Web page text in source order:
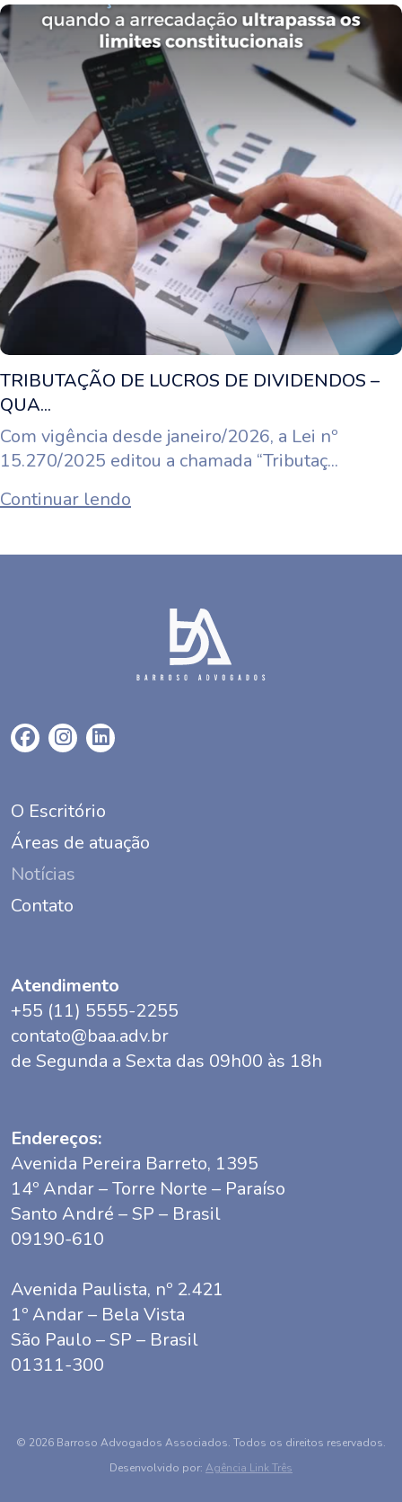
TRIBUTAÇÃO DE LUCROS DE DIVIDENDOS –
QUA...
Com vigência desde janeiro/2026, a Lei nº
15.270/2025 editou a chamada “Tributaç...
Continuar lendo
O Escritório
Áreas de atuação
Notícias
Contato
Atendimento
+55 (11) 5555-2255
contato@baa.adv.br
de Segunda a Sexta das 09h00 às 18h
Endereços:
Avenida Pereira Barreto, 1395
14º Andar – Torre Norte – Paraíso
Santo André – SP – Brasil
09190-610
Avenida Paulista, nº 2.421
1º Andar – Bela Vista
São Paulo – SP – Brasil
01311-300
© 2026 Barroso Advogados Associados. Todos os direitos reservados.
Desenvolvido por: Agência Link Três